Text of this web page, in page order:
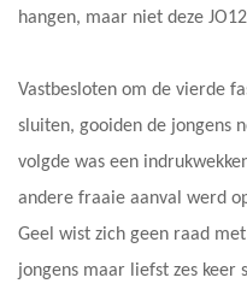
hangen, maar niet deze
Vastbesloten om de vierde
sluiten, gooiden de jongens
volgde was een
andere fraaie aanval werd
Geel wist zich geen raad
jongens maar liefst zes keer